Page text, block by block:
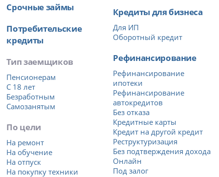
Срочные займы
Потребительские
кредиты
Тип заемщиков
Пенсионерам
С 18 лет
Безработным
Самозанятым
По цели
На ремонт
На обучение
На отпуск
На покупку техники
Кредиты для бизнеса
Для ИП
Оборотный кредит
Рефинансирование
Рефинансирование
ипотеки
Рефинансирование
автокредитов
Без отказа
Кредитные карты
Кредит на другой кредит
Реструктуризация
Без подтверждения дохода
Онлайн
Под залог